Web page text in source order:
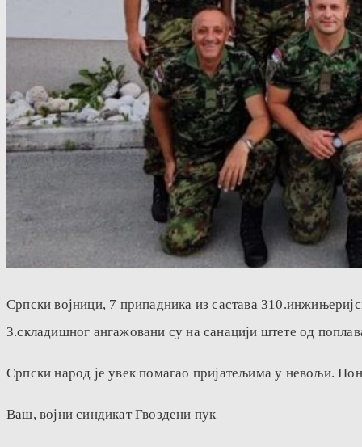
Српски војници, 7 припадника из састава
3.складишног ангажовани су на санацији штете од
Српски народ је увек помагао пријатељима у невољи.
Ваш, војни синдикат Гвоздени пук